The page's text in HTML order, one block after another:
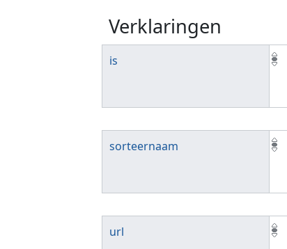
Verklaringen
is
sorteernaam
url